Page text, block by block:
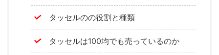
タッセルのの役割と種類
タッセルは100均でも売っているのか